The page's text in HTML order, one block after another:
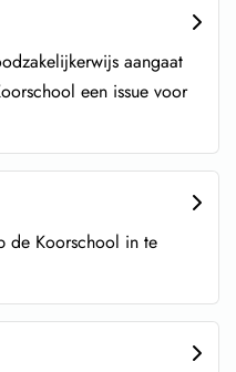
aangaat
een issue voor
de Koorschool in te